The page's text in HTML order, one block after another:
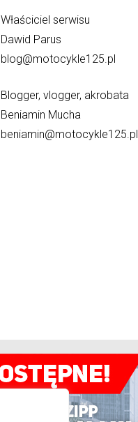
Właściciel serwisu
Dawid Parus
blog@motocykle125.pl
Blogger, vlogger, akrobata
Beniamin Mucha
beniamin@motocykle125.pl